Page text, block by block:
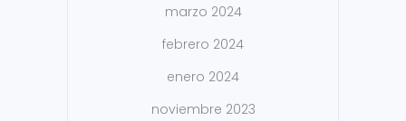
marzo 2024
febrero 2024
enero 2024
noviembre 2023